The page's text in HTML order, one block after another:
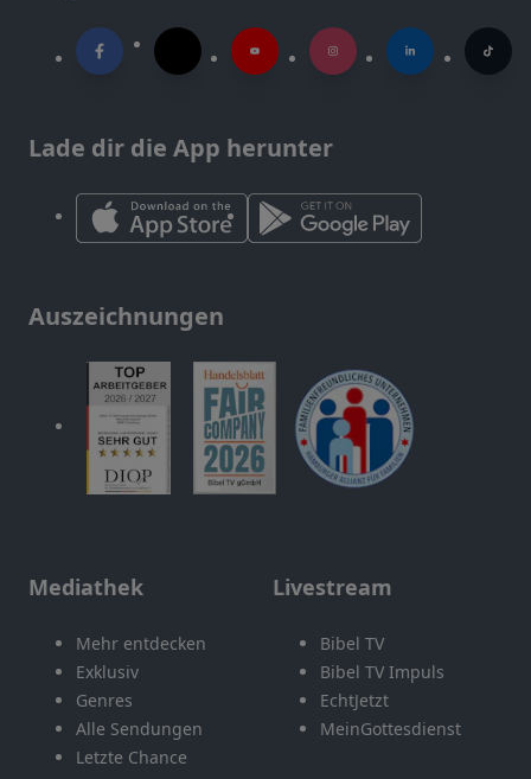
Lade dir die App herunter
Auszeichnungen
Mediathek
Mehr entdecken
Exklusiv
Genres
Alle Sendungen
Letzte Chance
Livestream
Bibel TV
Bibel TV Impuls
EchtJetzt
MeinGottesdienst